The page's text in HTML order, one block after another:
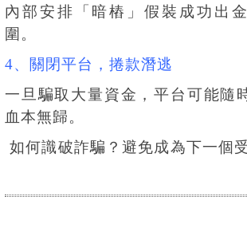
內部安排「暗樁」假裝成功出
圍。
4、關閉平台，捲款潛逃
一旦騙取大量資金，平台可能隨
血本無歸。
如何識破詐騙？避免成為下